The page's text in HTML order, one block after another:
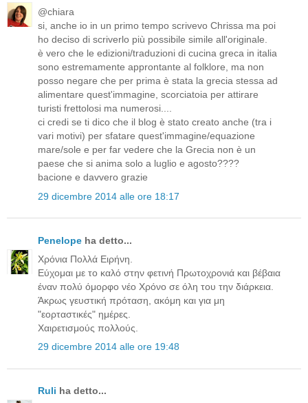
@chiara
si, anche io in un primo tempo scrivevo Chrissa ma poi
ho deciso di scriverlo più possibile simile all'originale.
è vero che le edizioni/traduzioni di cucina greca in italia
sono estremamente approntante al folklore, ma non
posso negare che per prima è stata la grecia stessa ad
alimentare quest'immagine, scorciatoia per attirare
turisti frettolosi ma numerosi....
ci credi se ti dico che il blog è stato creato anche (tra i
vari motivi) per sfatare quest'immagine/equazione
mare/sole e per far vedere che la Grecia non è un
paese che si anima solo a luglio e agosto????
bacione e davvero grazie
29 dicembre 2014 alle ore 18:17
Penelope ha detto...
Χρόνια Πολλά Ειρήνη.
Εύχομαι με το καλό στην φετινή Πρωτοχρονιά και βέβαια
έναν πολύ όμορφο νέο Χρόνο σε όλη του την διάρκεια.
Άκρως γευστική πρόταση, ακόμη και για μη
"εορταστικές" ημέρες.
Χαιρετισμούς πολλούς.
29 dicembre 2014 alle ore 19:48
Ruli ha detto...